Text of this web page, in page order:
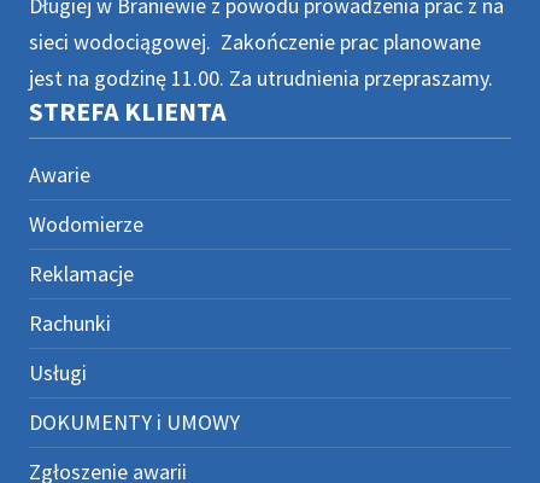
sieci wodociągowej. Zakończenie prac planowane
jest na godzinę 11.00. Za utrudnienia przepraszamy.
STREFA KLIENTA
Awarie
Wodomierze
Reklamacje
Rachunki
Usługi
DOKUMENTY i UMOWY
Zgłoszenie awarii